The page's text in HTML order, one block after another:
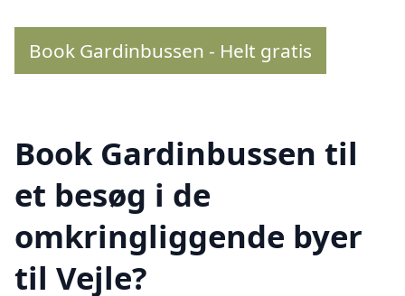
Book Gardinbussen - Helt gratis
Book Gardinbussen til
et besøg i de
omkringliggende byer
til Vejle?